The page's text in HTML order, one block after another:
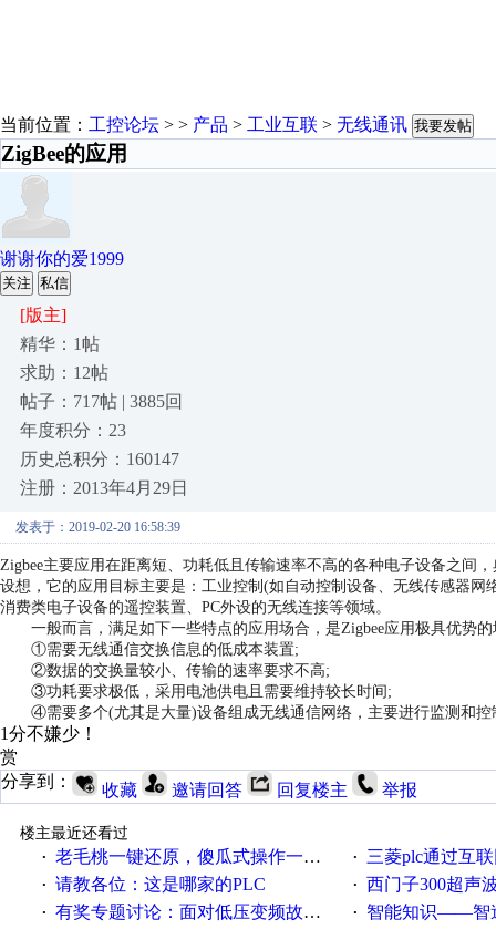
当前位置： 工控论坛 > > 产品 > 工业互联 > 无线通讯 我要发帖
ZigBee的应用
谢谢你的爱1999
关注 私信
[版主]
精华：1帖
求助：12帖
帖子：717帖 | 3885回
年度积分：23
历史总积分：160147
注册：2013年4月29日
发表于：2019-02-20 16:58:39
Zigbee主要应用在距离短、功耗低且传输速率不高的各种电子设备之间
设想，它的应用目标主要是：工业控制(如自动控制设备、无线传感器
消费类电子设备的遥控装置、PC外设的无线连接等领域。
一般而言，满足如下一些特点的应用场合，是Zigbee应用极具优势的
①需要无线通信交换信息的低成本装置;
②数据的交换量较小、传输的速率要求不高;
③功耗要求极低，采用电池供电且需要维持较长时间;
④需要多个(尤其是大量)设备组成无线通信网络，主要进行监测和控
1分不嫌少！
赏
分享到：
收藏 邀请回答 回复楼主 举报
楼主最近还看过
· 老毛桃一键还原，傻瓜式操作一键轻松备份还原；程序为向导式安装，一键即可实现自动备份或还原系统。 · 三菱plc通过互联网实现plc
· 请教各位：这是哪家的PLC · 西门子300超声波
· 有奖专题讨论：面对低压变频故障，老手是这样解决的！ · 智能知识——智造时代，